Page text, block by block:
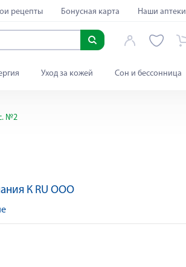
рецепты Бонусная карта Наши аптеки
Уход за кожей Сон и бессонница
№2
К RU ООО